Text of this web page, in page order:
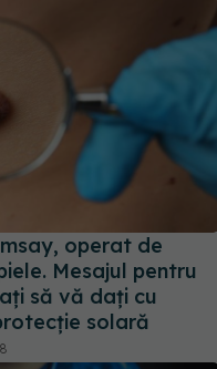
operat de
Mesajul pentru
să vă daţi cu
solară